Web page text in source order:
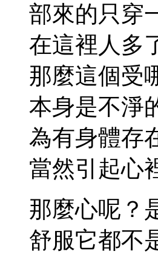
部來的只穿
在這裡人多
那麼這個受
本身是不淨
為有身體存
當然引起心
那麼心呢？
舒服它都不